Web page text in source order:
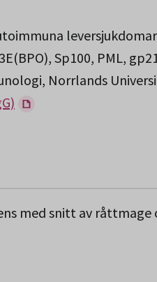
Sp100, PML,
Norrlands
med snitt av råttmage